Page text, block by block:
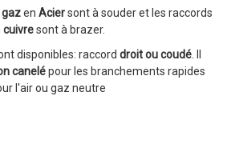
en Aciersont à souder et les raccords
cuivresont à brazer.
disponibles: raccord droit ou coudé. Il
canelépour les branchements rapides
l'air ou gaz neutre